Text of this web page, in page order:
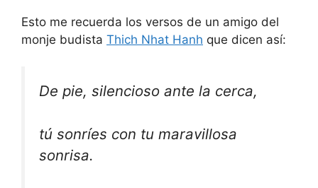
Esto me recuerda los versos de un amigo del
monje budista Thich Nhat Hanh que dicen así:
De pie, silencioso ante la cerca,
tú sonríes con tu maravillosa
sonrisa.